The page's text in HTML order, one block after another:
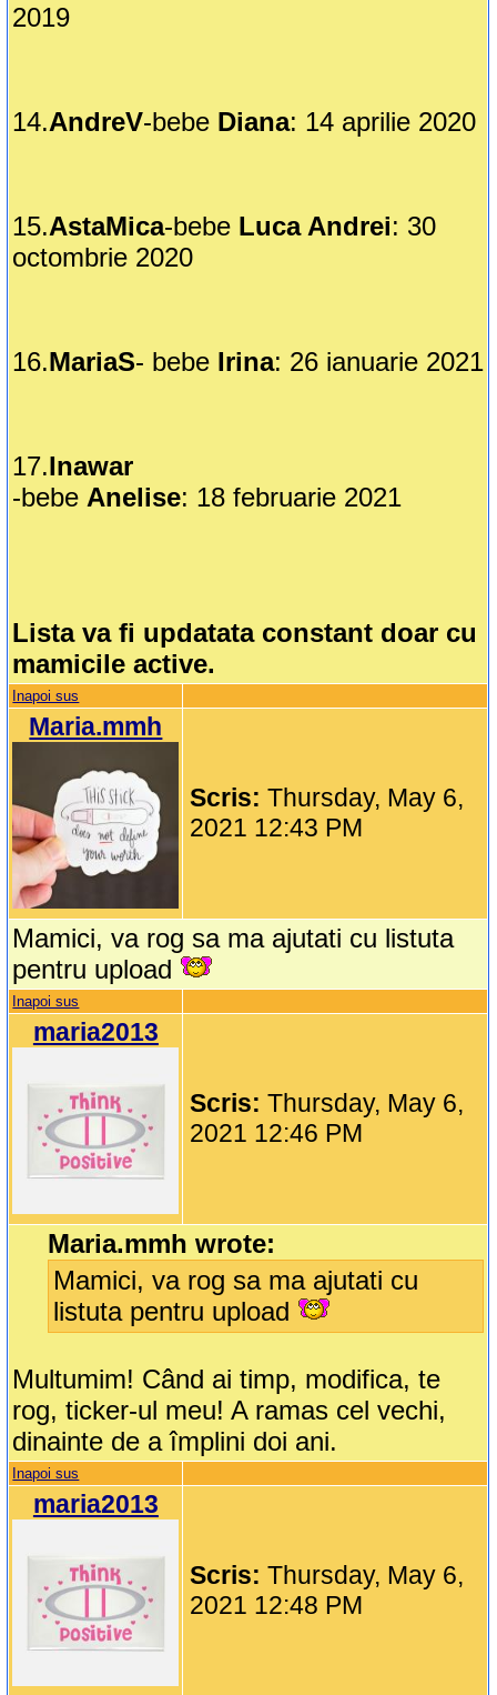
2019
14.AndreV-bebe Diana: 14 aprilie 2020
15.AstaMica-bebe Luca Andrei: 30
octombrie 2020
16.MariaS- bebe Irina: 26 ianuarie 2021
17.Inawar
-bebe Anelise: 18 februarie 2021
Lista va fi updatata constant doar cu
mamicile active.
Inapoi sus
Maria.mmh
Scris:Thursday, May 6,
2021 12:43 PM
Mamici, va rog sa ma ajutati cu listuta
pentru upload
Inapoi sus
maria2013
Scris:Thursday, May 6,
2021 12:46 PM
Maria.mmh wrote:
Mamici, va rog sa ma ajutati cu
listuta pentru upload
Multumim! Când ai timp, modifica, te
rog, ticker-ul meu! A ramas cel vechi,
dinainte de a împlini doi ani.
Inapoi sus
maria2013
Scris:Thursday, May 6,
2021 12:48 PM